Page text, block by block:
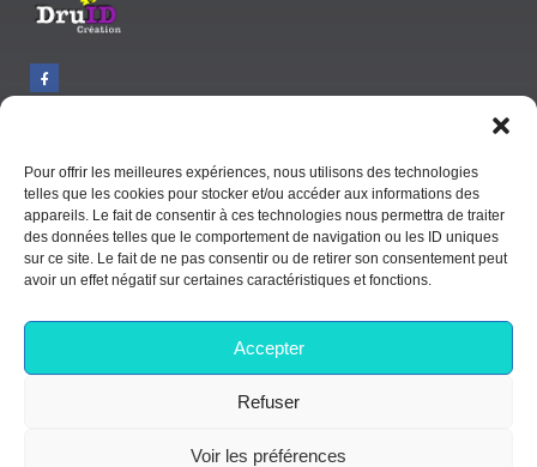
Pour offrir les meilleures expériences, nous utilisons des technologies
telles que les cookies pour stocker et/ou accéder aux informations des
appareils. Le fait de consentir à ces technologies nous permettra de traiter
des données telles que le comportement de navigation ou les ID uniques
sur ce site. Le fait de ne pas consentir ou de retirer son consentement peut
avoir un effet négatif sur certaines caractéristiques et fonctions.
Accepter
Refuser
Voir les préférences
CONDITIONS GÉNÉRALES DE VENTE